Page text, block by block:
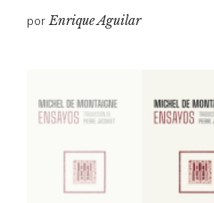
porEnrique Aguilar